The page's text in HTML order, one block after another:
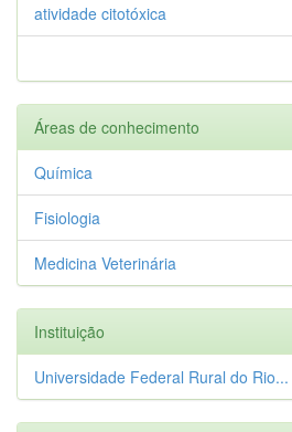
atividade citotóxica
Áreas de conhecimento
Química
Fisiologia
Medicina Veterinária
Instituição
Universidade Federal Rural do Rio...